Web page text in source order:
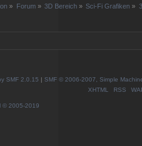
» Forum» 3D Bereich » Sci-Fi Grafiken »
SMF 2.0.15 | SMF © 2006-2007, Simple
XHTML
RSS
© 2005-2019